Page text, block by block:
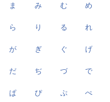
ま み む め
ら り る れ
が ぎ ぐ げ
だ ぢ づ で
ぱ ぴ ぷ ぺ